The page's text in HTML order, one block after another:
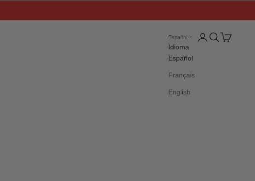
Español
Idioma
Español
Français
English
Iniciar sesión
Buscar
Cesta